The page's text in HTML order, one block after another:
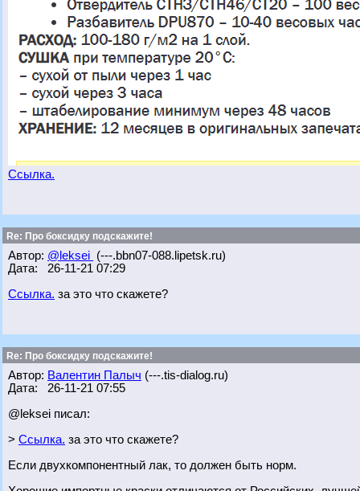
Ссылка.
Re: Про боксидку подскажите!
Автор: @leksei (---.bbn07-088.lipetsk.ru)
Дата: 26-11-21 07:29
Ссылка. за это что скажете?
Re: Про боксидку подскажите!
Автор: Валентин Палыч (---.tis-dialog.ru)
Дата: 26-11-21 07:55
@leksei писал:
> Ссылка. за это что скажете?
Если двухкомпонентный лак, то должен быть норм.